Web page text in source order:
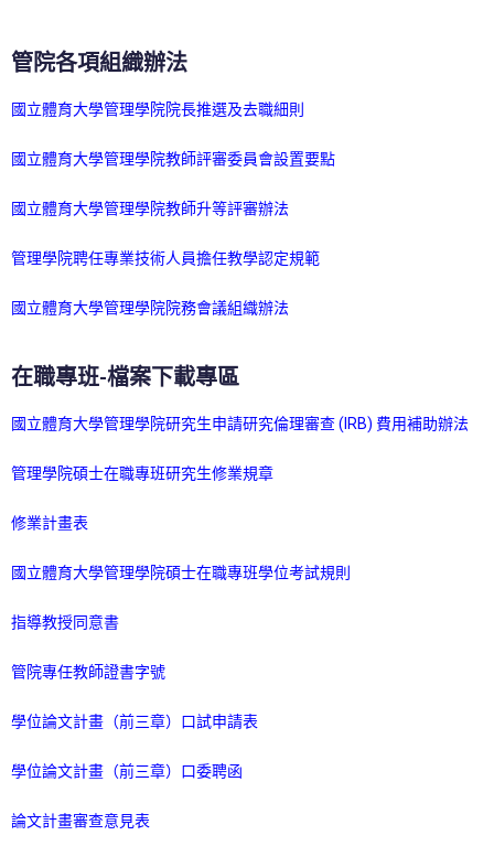
管院各項組織辦法
國立體育大學管理學院院長推選及去職細則
國立體育大學管理學院教師評審委員會設置要點
國立體育大學管理學院教師升等評審辦法
管理學院聘任專業技術人員擔任教學認定規範
國立體育大學管理學院院務會議組織辦法
在職專班-檔案下載專區
國立體育大學管理學院研究生申請研究倫理審查 (IRB) 費用補助辦法
管理學院碩士在職專班研究生修業規章
修業計畫表
國立體育大學管理學院碩士在職專班學位考試規則
指導教授同意書
管院專任教師證書字號
學位論文計畫（前三章）口試申請表
學位論文計畫（前三章）口委聘函
論文計畫審查意見表